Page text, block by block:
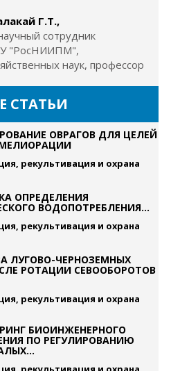
Г.Т.,
сотрудник
"РосНИИПМ",
наук, профессор
СТАТЬИ
ОВРАГОВ ДЛЯ ЦЕЛЕЙ
рекультивация и охрана
ОПРЕДЕЛЕНИЯ
ВОДОПОТРЕБЛЕНИЯ...
рекультивация и охрана
ЛУГОВО-ЧЕРНОЗЕМНЫХ
РОТАЦИИ СЕВООБОРОТОВ
рекультивация и охрана
БИОИНЖЕНЕРНОГО
ПО РЕГУЛИРОВАНИЮ